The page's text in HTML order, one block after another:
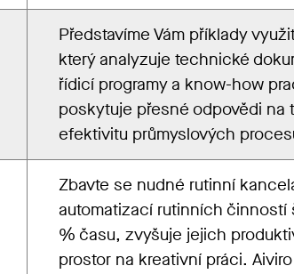
Představíme Vám příklady
který analyzuje technické
řídicí programy a know-how
poskytuje přesné odpovědi na
efektivitu průmyslových
Zbavte se nudné rutinní
automatizací rutinních
% času, zvyšuje jejich
prostor na kreativní práci.